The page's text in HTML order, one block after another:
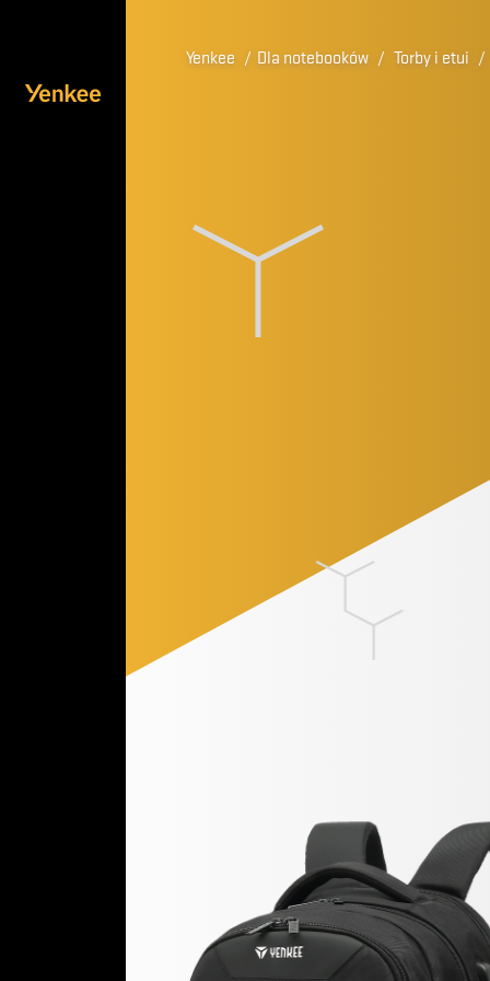
Yenkee / Dla notebooków / Torby i etui /